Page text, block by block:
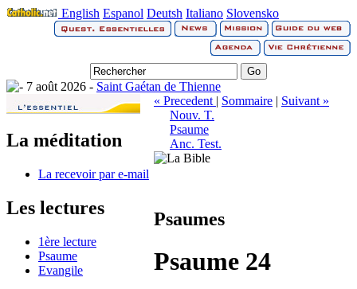
English Espanol Deutsh Italiano Slovensko
7 août 2026 - Saint Gaétan de Thienne
La méditation
La recevoir par e-mail
Les lectures
1ère lecture
Psaume
Evangile
« Precedent | Sommaire | Suivant »
Nouv. T.
Psaume
Anc. Test.
Psaumes
Psaume 24